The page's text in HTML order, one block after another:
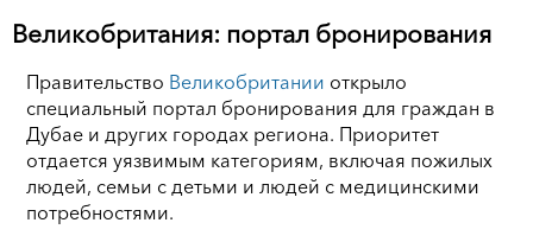
Великобритания: портал бронирования
Правительство Великобритании открыло
специальный портал бронирования для граждан в
Дубае и других городах региона. Приоритет
отдается уязвимым категориям, включая пожилых
людей, семьи с детьми и людей с медицинскими
потребностями.